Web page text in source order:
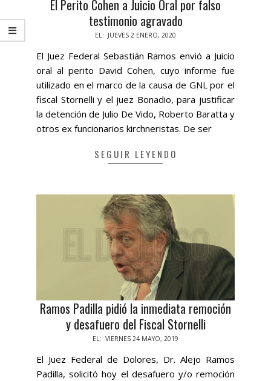
El Perito Cohen a Juicio Oral por falso
testimonio agravado
EL: JUEVES 2 ENERO, 2020
El Juez Federal Sebastián Ramos envió a Juicio
oral al perito David Cohen, cuyo informe fue
utilizado en el marco de la causa de GNL por el
fiscal Stornelli y el juez Bonadio, para justificar
la detención de Julio De Vido, Roberto Baratta y
otros ex funcionarios kirchneristas. De ser
SEGUIR LEYENDO
Ramos Padilla pidió la inmediata remoción
y desafuero del Fiscal Stornelli
EL: VIERNES 24 MAYO, 2019
El Juez Federal de Dolores, Dr. Alejo Ramos
Padilla, solicitó hoy el desafuero y/o remoción